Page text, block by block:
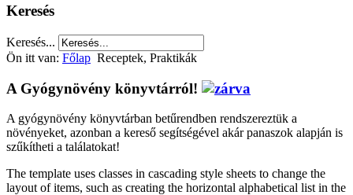
Keresés
Keresés...
Ön itt van: Főlap Receptek, Praktikák
A Gyógynövény könyvtárról!
A gyógynövény könyvtárban betűrendben rendszereztük a
növényeket, azonban a kereső segítségével akár panaszok alapján is
szűkítheti a találatokat!
The template uses classes in cascading style sheets to change the
layout of items, such as creating the horizontal alphabetical list in the